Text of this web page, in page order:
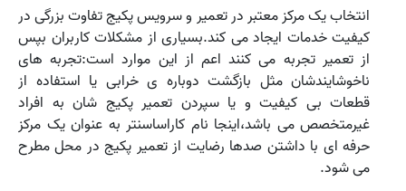
انتخاب یک مرکز معتبر در تعمیر و سرویس پکیج تفاوت بزرگی در
کیفیت خدمات ایجاد می کند.بسیاری از مشکلات کاربران بپس
از تعمیر تجربه می کنند اعم از این موارد است:تجربه های
ناخوشایندشان مثل بازگشت دوباره ی خرابی یا استفاده از
قطعات بی کیفیت و یا سپردن تعمیر پکیج شان به افراد
غیرمتخصص می باشد،اینجا نام کاراساسنتر به عنوان یک مرکز
حرفه ای با داشتن صدها رضایت از تعمیر پکیج در محل مطرح
می شود.